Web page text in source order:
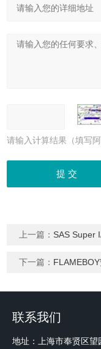
请输入计算结果（填写
上一篇： SAS Super
下一篇：
联系我们